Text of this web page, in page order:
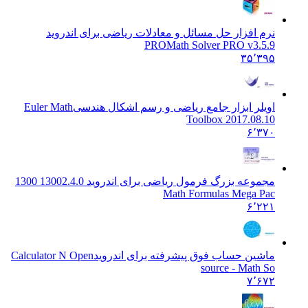
نرم افزار حل مسائل و معادلات ریاضی برای اندروید
PROMath Solver PRO v3.5.9
۳۵٬۳۹۵
اویلر ابزار جامع ریاضی و رسم اشکال هندسیEuler Math
Toolbox 2017.08.10
مجموعه بزرگ فرمول ریاضی برای اندروید 1300
2.4.0 1300
Math Formulas Mega Pac
ماشین حساب فوق پیشرفته برای اندروید Calculator N Open
source - Math So